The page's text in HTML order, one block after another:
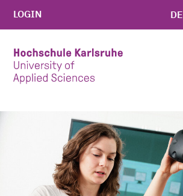
Skip to main content
DE
LOGIN